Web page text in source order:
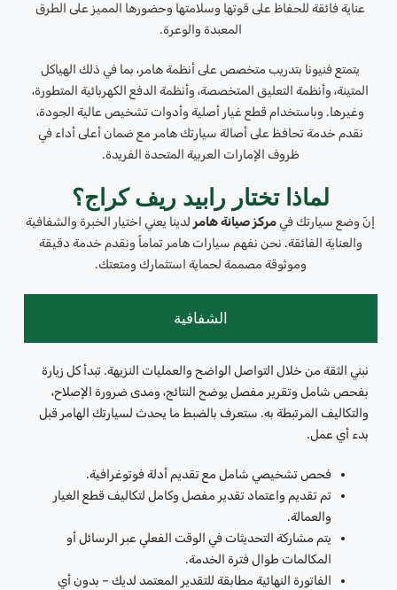
عناية فائقة للحفاظ على قوتها وسلامتها وحضورها المميز على الطرق
المعبدة والوعرة.
يتمتع فنيونا بتدريب متخصص على أنظمة هامر، بما في ذلك الهياكل
المتينة، وأنظمة التعليق المتخصصة، وأنظمة الدفع الكهربائية المتطورة،
وغيرها. وباستخدام قطع غيار أصلية وأدوات تشخيص عالية الجودة،
نقدم خدمة تحافظ على أصالة سيارتك هامر مع ضمان أعلى أداء في
ظروف الإمارات العربية المتحدة الفريدة.
لماذا تختار رابيد ريف كراج؟
إنّ وضع سيارتك فيمركز صيانة هامر لدينا يعني اختيار الخبرة والشفافية
والعناية الفائقة. نحن نفهم سيارات هامر تماماً ونقدم خدمة دقيقة
وموثوقة مصممة لحماية استثمارك ومتعتك.
الشفافية
نبني الثقة من خلال التواصل الواضح والعمليات النزيهة. تبدأ كل زيارة
بفحص شامل وتقرير مفصل يوضح النتائج، ومدى ضرورة الإصلاح،
والتكاليف المرتبطة به. ستعرف بالضبط ما يحدث لسيارتك الهامر قبل
بدء أي عمل.
فحص تشخيصي شامل مع تقديم أدلة فوتوغرافية.
تم تقديم واعتماد تقدير مفصل وكامل لتكاليف قطع الغيار
والعمالة.
يتم مشاركة التحديثات في الوقت الفعلي عبر الرسائل أو
المكالمات طوال فترة الخدمة.
الفاتورة النهائية مطابقة للتقدير المعتمد لديك – بدون أي